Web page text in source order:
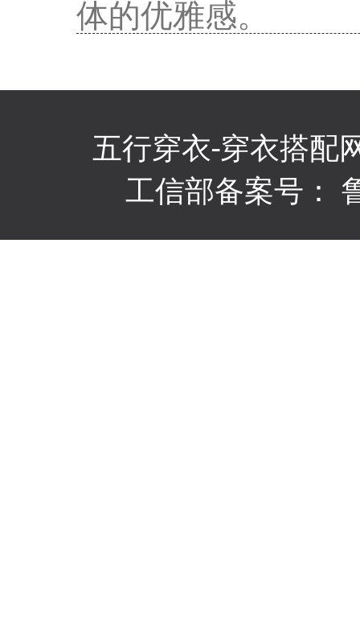
体的优雅感。
五行穿衣-穿衣搭配
工信部备案号：